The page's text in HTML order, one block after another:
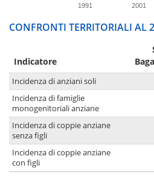
1991 2001
CONFRONTI TERRITORIALI AL
Indicatore
Incidenza di anziani soli
Incidenza di famiglie
monogenitoriali anziane
Incidenza di coppie anziane
senza figli
Incidenza di coppie anziane
con figli